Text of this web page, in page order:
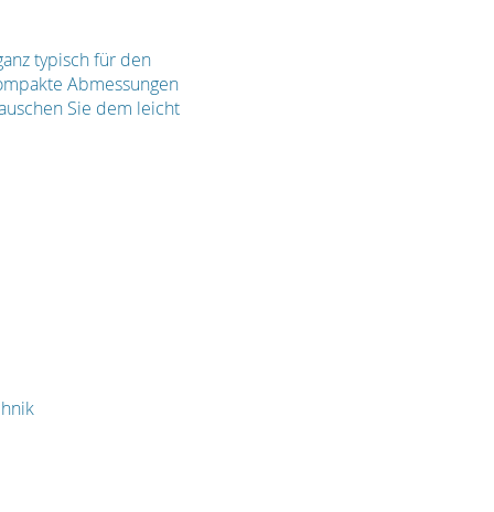
typisch für den
Abmessungen
Sie dem leicht